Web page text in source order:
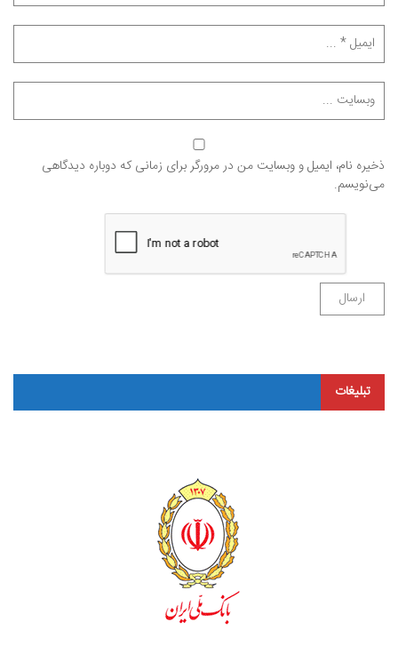
ذخیره نام، ایمیل و وبسایت من در مرورگر برای زمانی که دوباره دیدگاهی
می‌نویسم.
تبلیغات